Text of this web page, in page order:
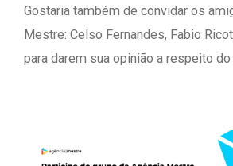
Gostaria também de convidar os
Mestre: Celso Fernandes, Fabio
para darem sua opinião a respeito